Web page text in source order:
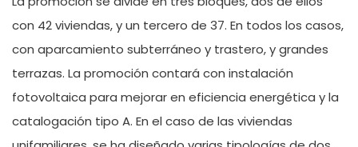
con 42 viviendas, y un tercero de 37. En todos los casos,
con aparcamiento subterráneo y trastero, y grandes
terrazas. La promoción contará con instalación
fotovoltaica para mejorar en eficiencia energética y la
catalogación tipo A. En el caso de las viviendas